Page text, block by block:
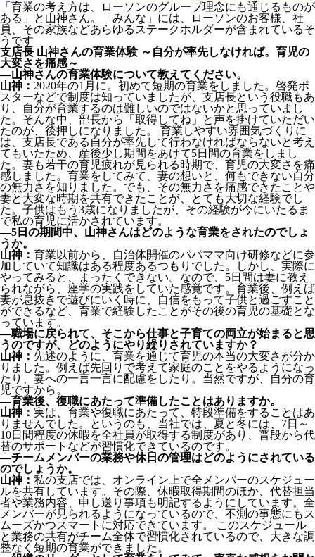
「育業の考え方は、ローソンのグループ理念にも通じるものが
ある」と山神さん。「みんな」には、ローソンのお客様、社
員、その家族などあらゆるステークホルダーが含まれているそ
うです
支店長 山神さんの育業体験 ～自分が率先しなければ。育児の
大変さを痛感～
―山神さんの育業体験について教えてください。
山神： 2020年の1月に。初めて短期の育業をしました。啓発ポ
スターなどで制度は知っていましたが、支店長という役職もあ
り、自分が育業するのは難しいのではないかと思っていまし
た。そんな中、部長から「取得してね」と声を掛けていただい
たのが、後押しになりました。 育業しやすい雰囲気づくりに
は、支店長である自分が率先して行わなければならないと考え
てもいたため、産後少し期間をあけて5日間の育業をしまし
た。妻も若干の育児疲れが見られる時期で、育児の大変さを痛
感しました。育業をしてみて、妻の想いと、何もできない自分
の無力さを知りました。でも、その無力さを痛感できたことや
妻と大変な時期を共有できたことが、とても大切な経験でし
た。子供はもう3歳になりましたが、その経験が今にいたるま
で私の育児に活かされています。
―5日の期間中、山神さんはどのような育業をされたのでしょ
うか。
山神： 育業以前から、自治体開催のパパママ向け研修などに参
加していて知識はある程度あるつもりでした。しかし、実際に
やってみると、まったくできない。なので、5日間は妻に教え
られながら、座学の実践をしていた感覚です。育業後、例えば
妻が息抜きで遊びにいく時に、自信をもって子供と過ごすこと
ができるなど、育業で経験したことがその後の育児の基礎とな
っています。
―職場に戻られて、そこから仕事と子育ての両立が始まると思
うのですが、どのようにやり繰りされていますか？
山神： 先述のように、育業を通じて育児の本当の大変さが分か
りました。例えば先回りで考えて家庭のことをやるようになっ
たり、妻への一言一言に配慮をしたり。当然ですが、自分の育
児ですから。
―育業後、復職にあたって準備したことはありますか。
山神： 実は、育業や復職にあたって、特段準備をすることはあ
りませんでした。というのも、当社では、夏と冬には、7日～
10日間程度の休暇を全社員が取得する制度があり、普段から代
替のサポートなどが習慣化できているのです。
―チームメンバーの業務や休日の管理はどのようにされている
のでしょうか。
山神： 私の支店では、オンライン上で全メンバーのスケジュー
ルを共有しています。その際、休暇取得期間のほか、代替担当
者や業務内容、申し送り事項も明記するようにしています。全
メンバーが見られるようになっているので、不測の事態にもス
ムーズかつスマートに対応できています。 このスケジュール
と業務の共有がチーム全体で習慣化されているので、大きな調
整なく短期の育業ができました。